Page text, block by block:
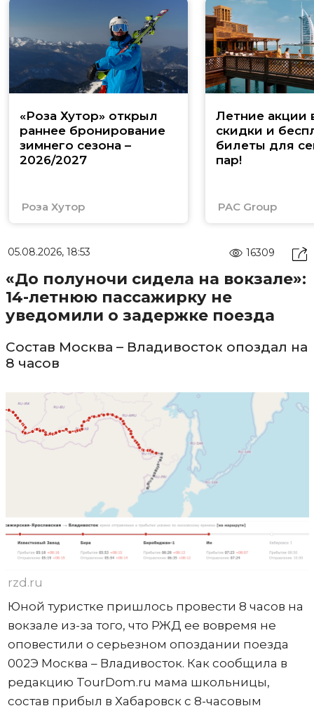
«Роза Хутор» открыл
раннее бронирование
зимнего сезона –
2026/2027
Роза Хутор
Летние акции
скидки и
билеты для
пар!
PAC Group
05.08.2026, 18:53 16309
«До полуночи сидела на вокзале»:
14-летнюю пассажирку не
уведомили о задержке поезда
Состав Москва – Владивосток опоздал на
8 часов
rzd.ru
Юной туристке пришлось провести 8 часов на
вокзале из-за того, что РЖД ее вовремя не
оповестили о серьезном опоздании поезда
002Э Москва – Владивосток. Как сообщила в
редакцию TourDom.ru мама школьницы,
состав прибыл в Хабаровск с 8-часовым